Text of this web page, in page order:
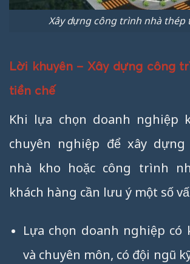
Xây dựng công trình nhà thép
Lời khuyên – Xây dựng công
tiền chế
Khi lựa chọn doanh nghiệp
chuyên nghiệp để xây
nhà kho hoặc công trình
khách hàng cần lưu ý một số
Lựa chọn doanh nghiệp có
và chuyên môn, có đội ngũ